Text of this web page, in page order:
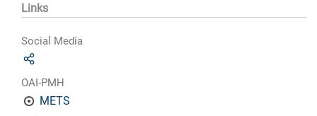
Links
Social Media
OAI-PMH
METS